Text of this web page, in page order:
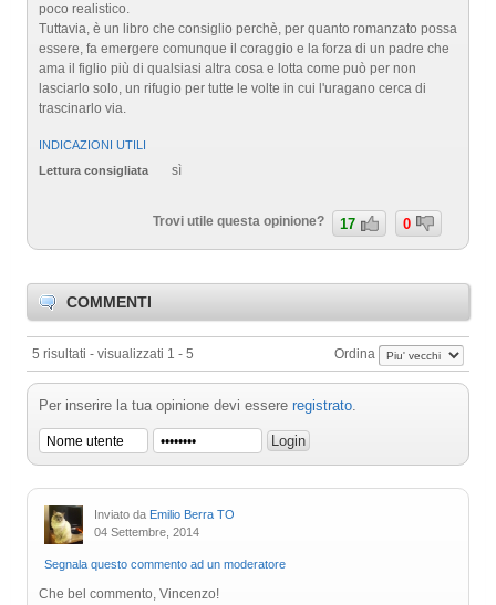
poco realistico.
Tuttavia, è un libro che consiglio perchè, per quanto romanzato possa
essere, fa emergere comunque il coraggio e la forza di un padre che
ama il figlio più di qualsiasi altra cosa e lotta come può per non
lasciarlo solo, un rifugio per tutte le volte in cui l'uragano cerca di
trascinarlo via.
INDICAZIONI UTILI
Lettura consigliata
sì
Trovi utile questa opinione? 17 0
COMMENTI
5 risultati - visualizzati 1 - 5 Ordina
Per inserire la tua opinione devi essere registrato.
Inviato da Emilio Berra TO
04 Settembre, 2014
Segnala questo commento ad un moderatore
Che bel commento, Vincenzo!